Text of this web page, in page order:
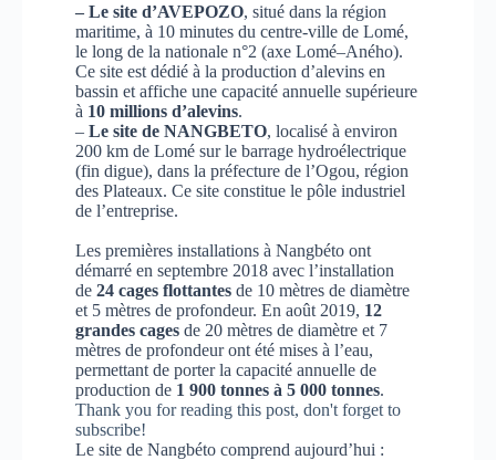
– Le site d’AVEPOZO, situé dans la région
maritime, à 10 minutes du centre-ville de Lomé,
le long de la nationale n°2 (axe Lomé–Aného).
Ce site est dédié à la production d’alevins en
bassin et affiche une capacité annuelle supérieure
à 10 millions d’alevins.
– Le site de NANGBETO, localisé à environ
200 km de Lomé sur le barrage hydroélectrique
(fin digue), dans la préfecture de l’Ogou, région
des Plateaux. Ce site constitue le pôle industriel
de l’entreprise.
Les premières installations à Nangbéto ont
démarré en septembre 2018 avec l’installation
de 24 cages flottantes de 10 mètres de diamètre
et 5 mètres de profondeur. En août 2019, 12
grandes cages de 20 mètres de diamètre et 7
mètres de profondeur ont été mises à l’eau,
permettant de porter la capacité annuelle de
production de 1 900 tonnes à 5 000 tonnes.
Thank you for reading this post, don't forget to
subscribe!
Le site de Nangbéto comprend aujourd’hui :